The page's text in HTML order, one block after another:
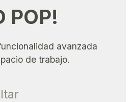
POP!
avanzada
de trabajo.